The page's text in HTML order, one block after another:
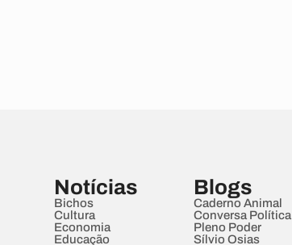
Notícias
Bichos
Cultura
Economia
Educação
Blogs
Caderno Animal
Conversa Política
Pleno Poder
Sílvio Osias